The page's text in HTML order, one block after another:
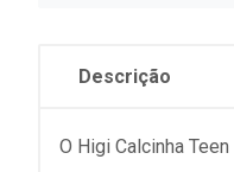
Descrição
O Higi Calcinha